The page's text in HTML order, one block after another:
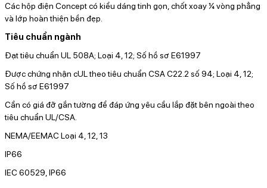
Các hộp điện Concept có kiểu dáng tinh gọn, chốt xoay ¼ vòng phẳng
và lớp hoàn thiện bền đẹp.
Tiêu chuẩn ngành
Đạt tiêu chuẩn UL 508A; Loại 4, 12; Số hồ sơ E61997
Được chứng nhận cUL theo tiêu chuẩn CSA C22.2 số 94; Loại 4, 12;
Số hồ sơ E61997
Cần có giá đỡ gắn tường để đáp ứng yêu cầu lắp đặt bên ngoài theo
tiêu chuẩn UL/CSA.
NEMA/EEMAC Loại 4, 12, 13
IP66
IEC 60529, IP66